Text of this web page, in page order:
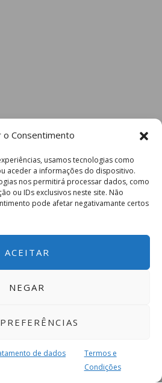
o Consentimento
usamos tecnologias como
aceder a informações do dispositivo.
nos permitirá processar dados, como
ou IDs exclusivos neste site. Não
pode afetar negativamante certos
ACEITAR
NEGAR
de dados
Termos e
Condições